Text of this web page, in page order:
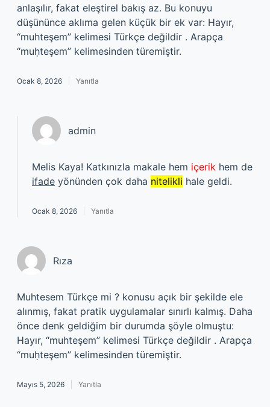
anlaşılır, fakat eleştirel bakış az. Bu konuyu
düşününce aklıma gelen küçük bir ek var: Hayır,
“muhteşem” kelimesi Türkçe değildir . Arapça
“muḥteşem” kelimesinden türemiştir.
Ocak 8, 2026 Yanıtla
admin
Melis Kaya! Katkınızla makale hem içerik hem de
ifade yönünden çok daha nitelikli hale geldi.
Ocak 8, 2026 Yanıtla
Rıza
Muhtesem Türkçe mi ? konusu açık bir şekilde ele
alınmış, fakat pratik uygulamalar sınırlı kalmış. Daha
önce denk geldiğim bir durumda şöyle olmuştu:
Hayır, “muhteşem” kelimesi Türkçe değildir . Arapça
“muḥteşem” kelimesinden türemiştir.
Mayıs 5, 2026 Yanıtla